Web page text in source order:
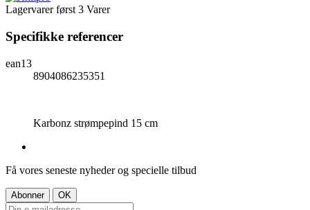
Lagervarer først 3 Varer
Specifikke referencer
ean13
8904086235351
Karbonz strømpepind 15 cm
Få vores seneste nyheder og specielle tilbud